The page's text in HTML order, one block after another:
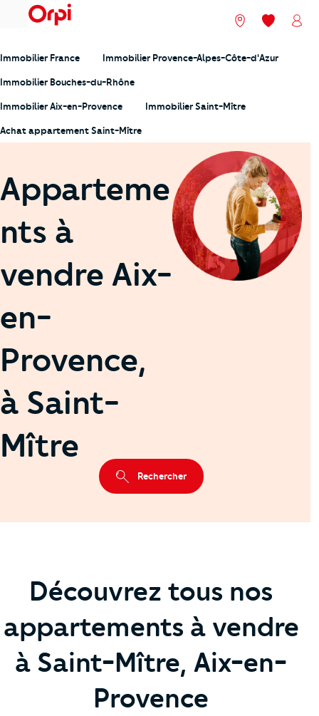
menu Nos agences
Mes
Immobilier France Immobilier Provence-Alpes-Côte-d'Azur
Immobilier Bouches-du-Rhône
Immobilier Aix-en-Provence Immobilier Saint-Mître
Achat appartement Saint-Mître
Apparteme
nts à
vendre Aix-
en-
Provence,
à Saint-
Mître
Rechercher
Découvrez tous nos
appartements à vendre
à Saint-Mître, Aix-en-
Provence